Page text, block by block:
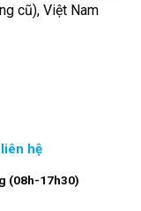
cũ), Việt Nam
hệ
(08h-17h30)